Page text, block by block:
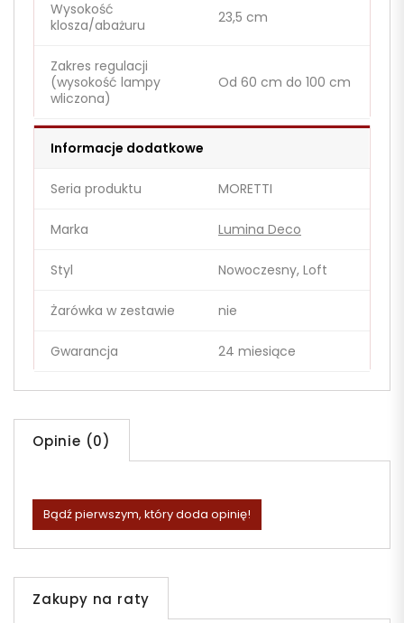
Wysokość
klosza/abażuru
23,5 cm
Zakres regulacji
(wysokość lampy
wliczona)
Od 60 cm do 100 cm
Informacje dodatkowe
Seria produktu MORETTI
Marka Lumina Deco
Styl Nowoczesny, Loft
Żarówka w zestawie nie
Gwarancja 24 miesiące
Opinie (0)
Bądź pierwszym, który doda opinię!
Zakupy na raty